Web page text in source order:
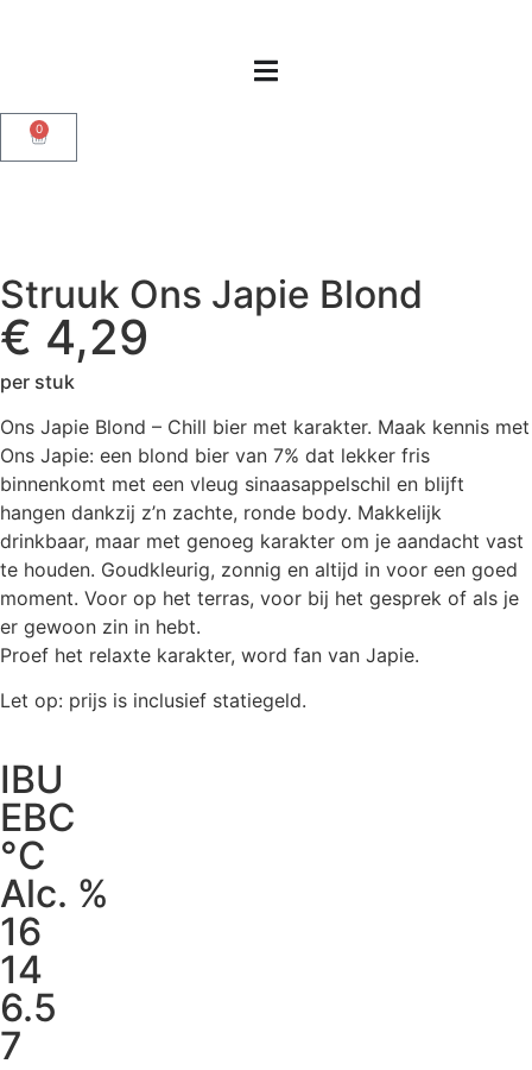
0
Struuk Ons Japie Blond
€ 4,29
per stuk
Ons Japie Blond – Chill bier met karakter. Maak kennis met
Ons Japie: een blond bier van 7% dat lekker fris
binnenkomt met een vleug sinaasappelschil en blijft
hangen dankzij z’n zachte, ronde body. Makkelijk
drinkbaar, maar met genoeg karakter om je aandacht vast
te houden. Goudkleurig, zonnig en altijd in voor een goed
moment. Voor op het terras, voor bij het gesprek of als je
er gewoon zin in hebt.
Proef het relaxte karakter, word fan van Japie.
Let op: prijs is inclusief statiegeld.
IBU
EBC
°C
Alc. %
16
14
6.5
7